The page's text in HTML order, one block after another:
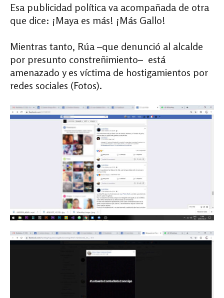
Esa publicidad política va acompañada de otra
que dice: ¡Maya es más! ¡Más Gallo!
Mientras tanto, Rúa –que denunció al alcalde
por presunto constreñimiento– está
amenazado y es víctima de hostigamientos por
redes sociales (Fotos).